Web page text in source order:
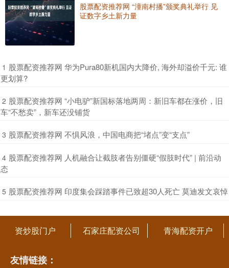
股票配资推荐网 “潼南村播”颁奖典礼举行 见
证数字乡土新力量
1 ​股票配资推荐网 华为Pura80新机国内大降价, 海外却溢价千元: 谁
更划算?
2 ​股票配资推荐网 “小电驴”新国标落地两周：新旧车都在涨价，旧
车“不愁卖”，新车还没铺货
3 ​股票配资推荐网 不惧风浪，中国电商把“堵点”变“支点”
4 ​股票配资推荐网 人机融合让截肢者告别僵硬“假肢时代” | 前沿动
态
5 ​股票配资推荐网 印度集会踩踏事件已致超30人死亡 莫迪发文哀悼
资炒股门户 石家庄配资公司 青海配资开户
友情链接：